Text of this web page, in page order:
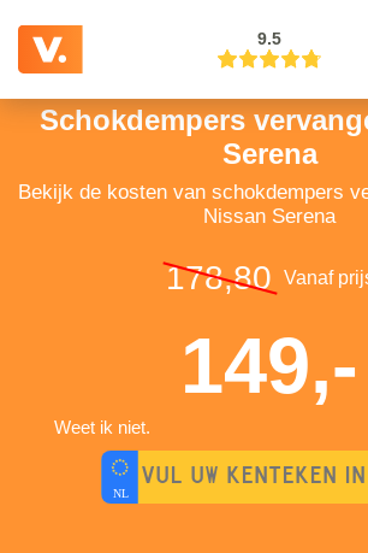
9.5
Schokdempers
Serena
Bekijk de kosten van schokdempers
Nissan Serena
178,80 Vanaf
149,-
Weet ik niet.